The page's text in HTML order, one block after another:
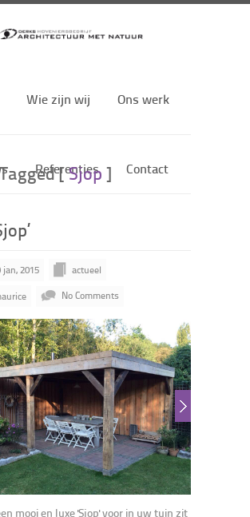
Wie zijn wij Ons werk
Referenties Contact
[Sjop]
jan, 2015
actueel
No Comments
mooi en luxe 'Sjop' voor in uw tuin zit